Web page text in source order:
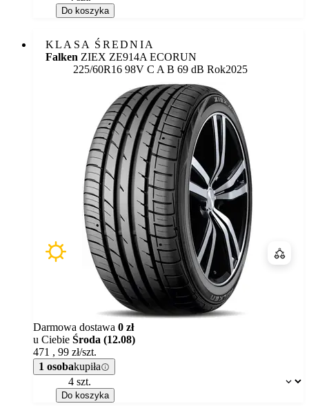
Do koszyka
KLASA ŚREDNIA
Falken ZIEX ZE914A ECORUN
225/60R16 98V Etykieta:
C A B 69 dB Rok2025
Dostępność:
Darmowa dostawa 0 zł
u Ciebie Środa (12.08)
471 , 99 zł/szt.
1 osobakupiła
Do koszyka